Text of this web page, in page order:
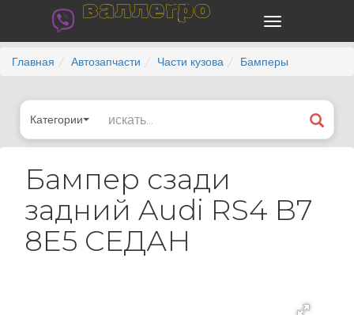
валлегро
Главная Автозапчасти Части кузова Бамперы
Категории
Бампер сзади
задний Audi RS4 B7
8E5 СЕДАН